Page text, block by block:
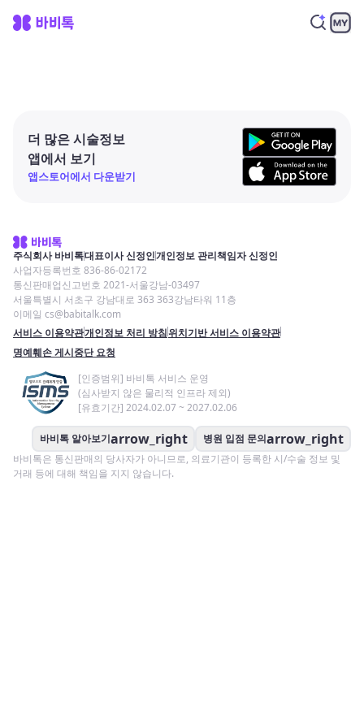
더 많은 시술정보
앱에서 보기
앱스토어에서 다운받기
주식회사 바비톡대표이사 신정인개인정보 관리책임자 신정인
사업자등록번호 836-86-02172
통신판매업신고번호 2021-서울강남-03497
서울특별시 서초구 강남대로 363 363강남타워 11층
이메일 cs@babitalk.com
서비스 이용약관개인정보 처리 방침위치기반 서비스 이용약관
명예훼손 게시중단 요청
[인증범위] 바비톡 서비스 운영
(심사받지 않은 물리적 인프라 제외)
[유효기간] 2024.02.07 ~ 2027.02.06
바비톡 알아보기arrow_right 병원 입점 문의arrow_right
바비톡은 통신판매의 당사자가 아니므로, 의료기관이 등록한 시/수술 정보 및
거래 등에 대해 책임을 지지 않습니다.